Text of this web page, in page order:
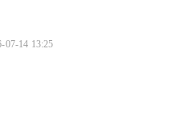
07-14 13:25